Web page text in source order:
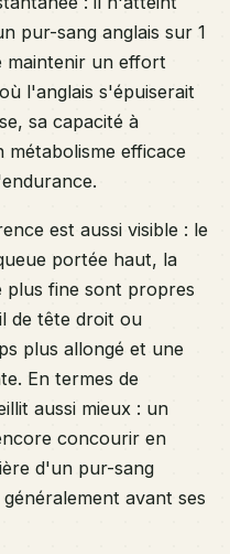
pur-sang anglais sur 1
maintenir un effort
l'anglais s'épuiserait
sa capacité à
efficace
est aussi visible : le
portée haut, la
plus fine sont propres
de tête droit ou
plus allongé et une
En termes de
aussi mieux : un
concourir en
d'un pur-sang
avant ses